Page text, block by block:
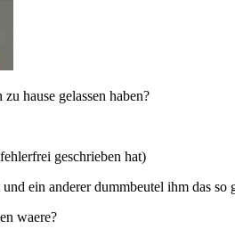
hause gelassen haben?
geschrieben hat)
ein anderer dummbeutel ihm das so
waere?